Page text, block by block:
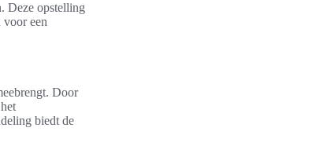
Deze opstelling
voor een
Door
biedt de